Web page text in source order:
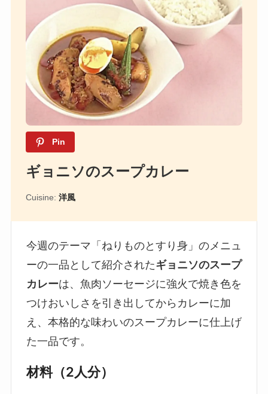
Pin
ギョニソのスープカレー
Cuisine: 洋風
今週のテーマ「ねりものとすり身」のメニュ
ーの一品として紹介されたギョニソのスープ
カレーは、魚肉ソーセージに強火で焼き色を
つけおいしさを引き出してからカレーに加
え、本格的な味わいのスープカレーに仕上げ
た一品です。
材料（2人分）